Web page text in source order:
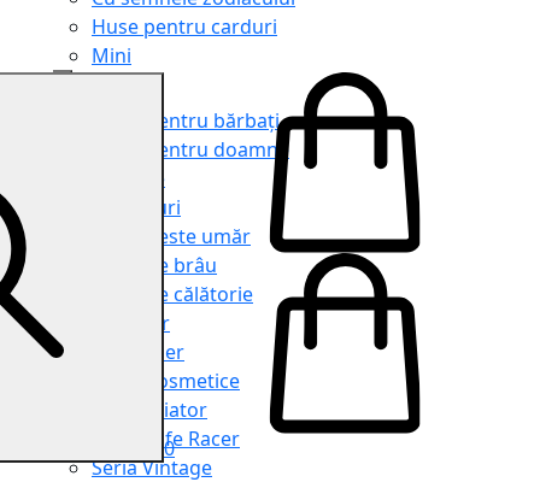
Huse pentru carduri
Mini
Genți pentru bărbați
Genți pentru doamne
Serviete
Rucsacuri
Genți peste umăr
Genți de brâu
Genți de călătorie
Shopper
Organiser
Truse cosmetice
Seria Aviator
Seria Cafe Racer
Seria Vintage
0